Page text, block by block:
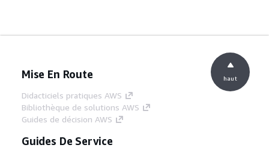
Mise En Route
Didacticiels pratiques AWS
Bibliothèque de solutions AWS
Guides de décision AWS
Guides De Service
haut